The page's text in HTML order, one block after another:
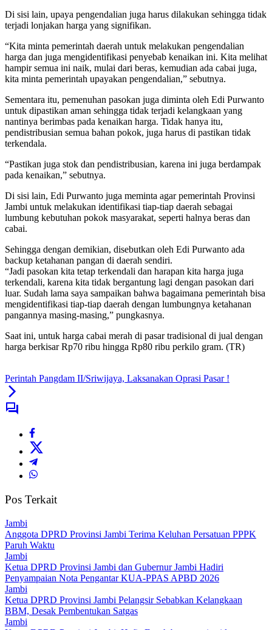
Di sisi lain, upaya pengendalian juga harus dilakukan sehingga tidak
terjadi lonjakan harga yang signifikan.
“Kita minta pemerintah daerah untuk melakukan pengendalian
harga dan juga mengidentifikasi penyebab kenaikan ini. Kita melihat
hampir semua ini naik, mulai dari beras, kemudian ada cabai juga,
kita minta pemerintah upayakan pengendalian,” sebutnya.
Sementara itu, pemenuhan pasokan juga diminta oleh Edi Purwanto
untuk dipastikan aman sehingga tidak terjadi kelangkaan yang
nantinya berimbas pada kenaikan harga. Tidak hanya itu,
pendistribusian semua bahan pokok, juga harus di pastikan tidak
terkendala.
“Pastikan juga stok dan pendistribusian, karena ini juga berdampak
pada kenaikan,” sebutnya.
Di sisi lain, Edi Purwanto juga meminta agar pemerintah Provinsi
Jambi untuk melakukan identifikasi tiap-tiap daerah sebagai
lumbung kebutuhan pokok masyarakat, seperti halnya beras dan
cabai.
Sehingga dengan demikian, disebutkan oleh Edi Purwanto ada
backup ketahanan pangan di daerah sendiri.
“Jadi pasokan kita tetap terkendali dan harapan kita harga juga
terkendali, karena kita tidak bergantung lagi dengan pasokan dari
luar. Sudah lama saya sampaikan bahwa bagaimana pemerintah bisa
mengidentifikasi tiap-tiap daerah dengan lumbungnya ketahanan
pangannya masing-masing,” pungkasnya.
Saat ini, untuk harga cabai merah di pasar tradisional di jual dengan
harga berkisar Rp70 ribu hingga Rp80 ribu perkilo gram. (TR)
Perintah Pangdam II/Sriwijaya, Laksanakan Oprasi Pasar !
Pos Terkait
Jambi
Anggota DPRD Provinsi Jambi Terima Keluhan Persatuan PPPK
Paruh Waktu
Jambi
Ketua DPRD Provinsi Jambi dan Gubernur Jambi Hadiri
Penyampaian Nota Pengantar KUA-PPAS APBD 2026
Jambi
Ketua DPRD Provinsi Jambi Pelangsir Sebabkan Kelangkaan
BBM, Desak Pembentukan Satgas
Jambi